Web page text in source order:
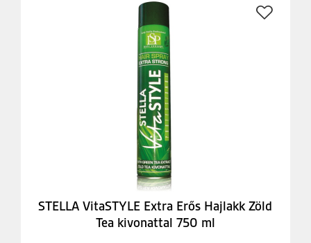
STELLA VitaSTYLE Extra Erős Hajlakk Zöld
Tea kivonattal 750 ml